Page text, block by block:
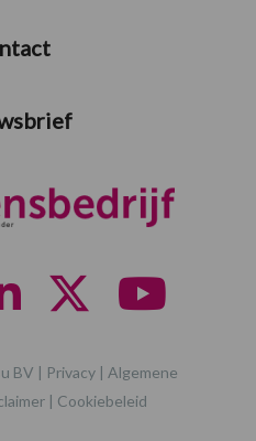
BV | Privacy | Algemene
| Cookiebeleid